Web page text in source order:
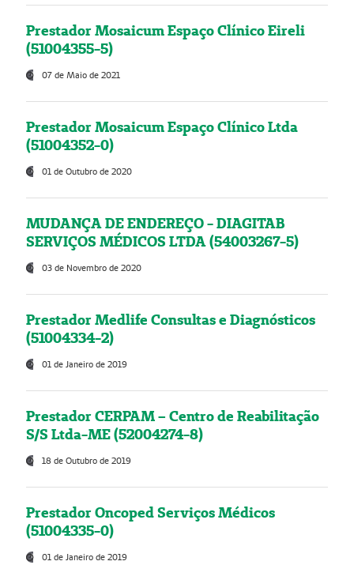
Prestador Mosaicum Espaço Clínico Eireli
(51004355-5)
07 de Maio de 2021
Prestador Mosaicum Espaço Clínico Ltda
(51004352-0)
01 de Outubro de 2020
MUDANÇA DE ENDEREÇO - DIAGITAB
SERVIÇOS MÉDICOS LTDA (54003267-5)
03 de Novembro de 2020
Prestador Medlife Consultas e Diagnósticos
(51004334-2)
01 de Janeiro de 2019
Prestador CERPAM – Centro de Reabilitação
S/S Ltda-ME (52004274-8)
18 de Outubro de 2019
Prestador Oncoped Serviços Médicos
(51004335-0)
01 de Janeiro de 2019